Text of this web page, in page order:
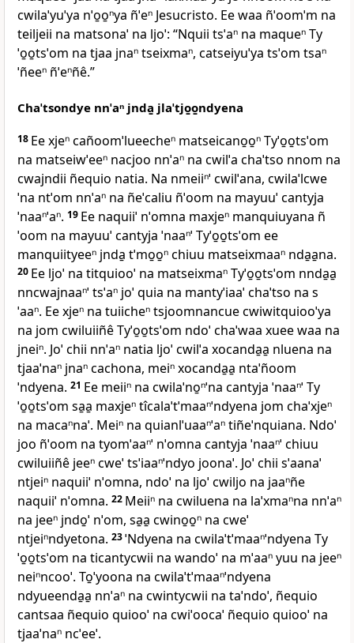
cwilaˈyuˈya nˈo̱o̱ⁿya ñˈeⁿ Jesucristo. Ee waa ñˈoomˈm na
teiljeii na matsonaˈ na ljoˈ: “Nquii tsˈaⁿ na maqueⁿ Ty
ˈo̱o̱tsˈom na tjaa jnaⁿ tseixmaⁿ, catseiyuˈya tsˈom tsaⁿ
ˈñeeⁿ ñˈeⁿñê.”
Chaˈtsondye nnˈaⁿ jnda̱ jlaˈtjo̱o̱ndyena
18 Ee xjeⁿ cañoomˈlueecheⁿ matseicano̱o̱ⁿ Tyˈo̱o̱tsˈom
na matseiwˈeeⁿ nacjoo nnˈaⁿ na cwilˈa chaˈtso nnom na
cwajndii ñequio natia. Na nmeiiⁿˈ cwilˈana, cwilaˈlcwe
ˈna ntˈom nnˈaⁿ na ñeˈcaliu ñˈoom na mayuuˈ cantyja
ˈnaaⁿˈaⁿ. 19 Ee naquiiˈ nˈomna maxjeⁿ manquiuyana ñ
ˈoom na mayuuˈ cantyja ˈnaaⁿˈ Tyˈo̱o̱tsˈom ee
manquiityeeⁿ jnda̱ tˈmo̱o̱ⁿ chiuu matseixmaaⁿ nda̱a̱na.
20 Ee ljoˈ na titquiooˈ na matseixmaⁿ Tyˈo̱o̱tsˈom nnda̱a̱
nncwajnaaⁿˈ tsˈaⁿ joˈ quia na mantyˈiaaˈ chaˈtso na s
ˈaaⁿ. Ee xjeⁿ na tuiicheⁿ tsjoomnancue cwiwitquiooˈya
na jom cwiluiiñê Tyˈo̱o̱tsˈom ndoˈ chaˈwaa xuee waa na
jneiⁿ. Joˈ chii nnˈaⁿ natia ljoˈ cwilˈa xocanda̱a̱ nluena na
tjaaˈnaⁿ jnaⁿ cachona, meiⁿ xocanda̱a̱ ntaˈñoom
ˈndyena. 21 Ee meiiⁿ na cwilaˈno̱ⁿˈna cantyja ˈnaaⁿˈ Ty
ˈo̱o̱tsˈom sa̱a̱ maxjeⁿ tîcalaˈtˈmaaⁿˈndyena jom chaˈxjeⁿ
na macaⁿnaˈ. Meiⁿ na quianlˈuaaⁿˈaⁿ tiñeˈnquiana. Ndoˈ
joo ñˈoom na tyomˈaaⁿˈ nˈomna cantyja ˈnaaⁿˈ chiuu
cwiluiiñê jeeⁿ cweˈ tsˈiaaⁿˈndyo joonaˈ. Joˈ chii sˈaanaˈ
ntjeiⁿ naquiiˈ nˈomna, ndoˈ na ljoˈ cwiljo na jaaⁿñe
naquiiˈ nˈomna. 22 Meiiⁿ na cwiluena na laˈxmaⁿna nnˈaⁿ
na jeeⁿ jndo̱ˈ nˈom, sa̱a̱ cwino̱o̱ⁿ na cweˈ
ntjeiⁿndyetona. 23ˈNdyena na cwilaˈtˈmaaⁿˈndyena Ty
ˈo̱o̱tsˈom na ticantycwii na wandoˈ na mˈaaⁿ yuu na jeeⁿ
neiⁿncooˈ. To̱ˈyoona na cwilaˈtˈmaaⁿˈndyena
ndyueenda̱a̱ nnˈaⁿ na cwintycwii na taˈndoˈ, ñequio
cantsaa ñequio quiooˈ na cwiˈoocaˈ ñequio quiooˈ na
tjaaˈnaⁿ ncˈeeˈ.